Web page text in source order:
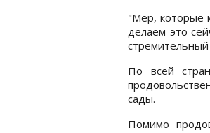
"Мер, которые
делаем это
стремительный
По всей
сады.
Помимо